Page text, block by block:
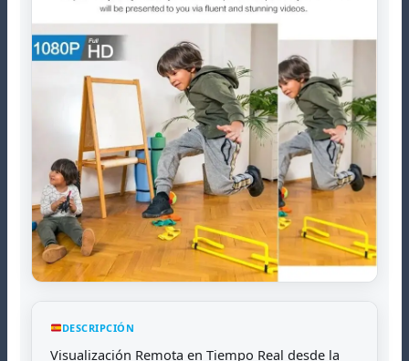
DESCRIPCIÓN
Visualización Remota en Tiempo Real desde la